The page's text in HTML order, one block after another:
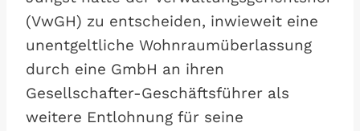
(VwGH) zu entscheiden, inwieweit eine
unentgeltliche Wohnraumüberlassung
durch eine GmbH an ihren
Gesellschafter-Geschäftsführer als
weitere Entlohnung für seine